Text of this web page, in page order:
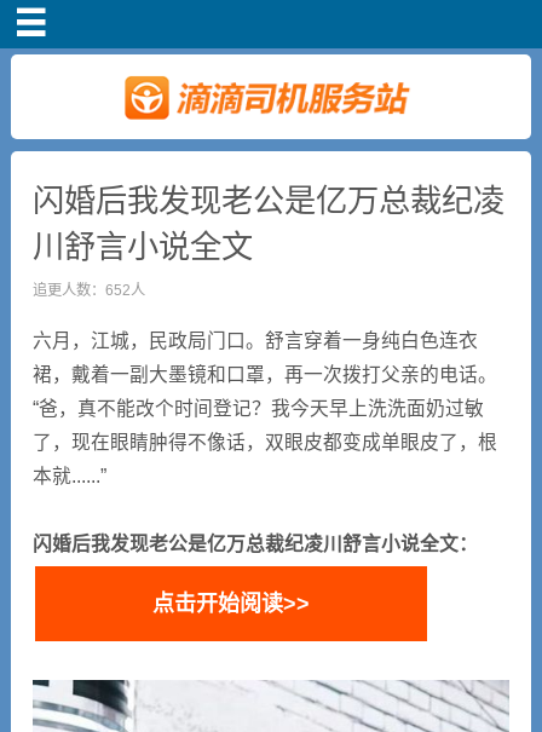
司机注册
新手指导
奖励政策
滴滴车主司机端下
载
小说短剧
闪婚后我发现老公是亿万总裁纪凌
川舒言小说全文
追更人数：652人
六月，江城，民政局门口。舒言穿着一身纯白色连衣
裙，戴着一副大墨镜和口罩，再一次拨打父亲的电话。
“爸，真不能改个时间登记？我今天早上洗洗面奶过敏
了，现在眼睛肿得不像话，双眼皮都变成单眼皮了，根
本就......”
闪婚后我发现老公是亿万总裁纪凌川舒言小说全文：
点击开始阅读>>